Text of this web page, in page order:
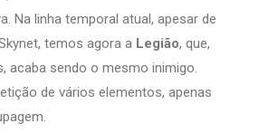
Na linha temporal atual, apesar de
temos agora a Legião, que,
acaba sendo o mesmo inimigo.
de vários elementos, apenas